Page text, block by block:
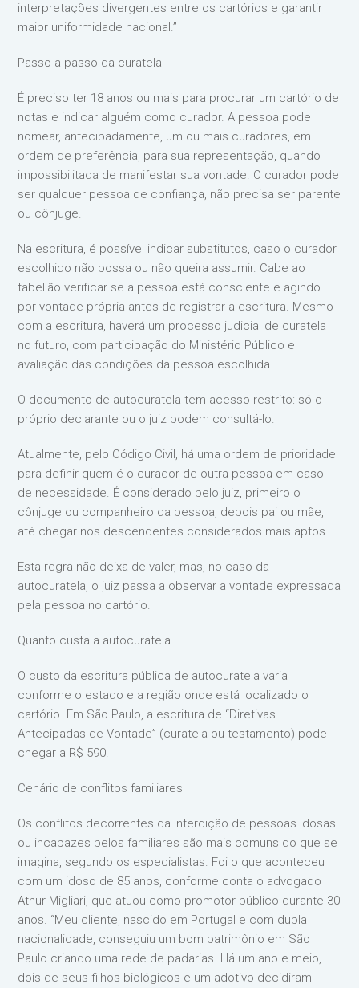
interpretações divergentes entre os cartórios e garantir
maior uniformidade nacional.”
Passo a passo da curatela
É preciso ter 18 anos ou mais para procurar um cartório de
notas e indicar alguém como curador. A pessoa pode
nomear, antecipadamente, um ou mais curadores, em
ordem de preferência, para sua representação, quando
impossibilitada de manifestar sua vontade. O curador pode
ser qualquer pessoa de confiança, não precisa ser parente
ou cônjuge.
Na escritura, é possível indicar substitutos, caso o curador
escolhido não possa ou não queira assumir. Cabe ao
tabelião verificar se a pessoa está consciente e agindo
por vontade própria antes de registrar a escritura. Mesmo
com a escritura, haverá um processo judicial de curatela
no futuro, com participação do Ministério Público e
avaliação das condições da pessoa escolhida.
O documento de autocuratela tem acesso restrito: só o
próprio declarante ou o juiz podem consultá-lo.
Atualmente, pelo Código Civil, há uma ordem de prioridade
para definir quem é o curador de outra pessoa em caso
de necessidade. É considerado pelo juiz, primeiro o
cônjuge ou companheiro da pessoa, depois pai ou mãe,
até chegar nos descendentes considerados mais aptos.
Esta regra não deixa de valer, mas, no caso da
autocuratela, o juiz passa a observar a vontade expressada
pela pessoa no cartório.
Quanto custa a autocuratela
O custo da escritura pública de autocuratela varia
conforme o estado e a região onde está localizado o
cartório. Em São Paulo, a escritura de “Diretivas
Antecipadas de Vontade” (curatela ou testamento) pode
chegar a R$ 590.
Cenário de conflitos familiares
Os conflitos decorrentes da interdição de pessoas idosas
ou incapazes pelos familiares são mais comuns do que se
imagina, segundo os especialistas. Foi o que aconteceu
com um idoso de 85 anos, conforme conta o advogado
Athur Migliari, que atuou como promotor público durante 30
anos. “Meu cliente, nascido em Portugal e com dupla
nacionalidade, conseguiu um bom patrimônio em São
Paulo criando uma rede de padarias. Há um ano e meio,
dois de seus filhos biológicos e um adotivo decidiram